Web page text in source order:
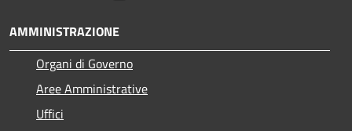
AMMINISTRAZIONE
Organi di Governo
Aree Amministrative
Uffici